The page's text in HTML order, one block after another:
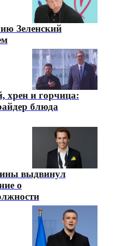
Зеленский
хрен и горчица:
блюда
выдвинул
о